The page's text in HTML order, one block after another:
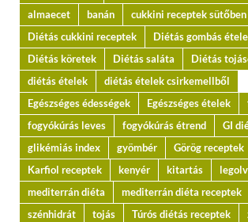
almaecet
banán
cukkini receptek sütőben
Diétás cukkini receptek
Diétás gombás
Diétás köretek
Diétás saláta
Diétás
diétás ételek
diétás ételek csirkemellből
Egészséges édességek
Egészséges ételek
fogyókúrás leves
fogyókúrás étrend
GI
glikémiás index
gyömbér
Görög receptek
Karfiol receptek
kenyér kitartás
mediterrán diéta
mediterrán diéta receptek
szénhidrát
tojás Túrós diétás receptek